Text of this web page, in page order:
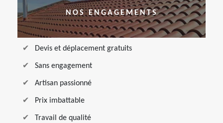
NOS ENGAGEMENTS
Devis et déplacement gratuits
Sans engagement
Artisan passionné
Prix imbattable
Travail de qualité